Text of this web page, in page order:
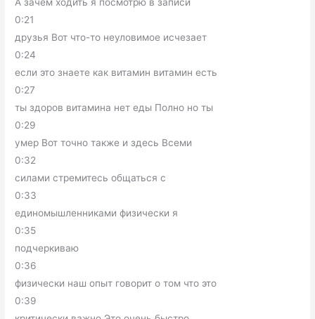
0:21
друзья Вот что-то неуловимое исчезает
0:24
если это знаете как витамин витамин есть
0:27
ты здоров витамина нет еды Полно но ты
0:29
умер Вот точно также и здесь Всеми
0:32
силами стремитесь общаться с
0:33
единомышленниками физически я
0:35
подчеркиваю
0:36
физически наш опыт говорит о том что это
0:39